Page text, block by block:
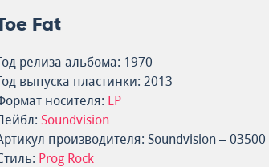
Fat
релиза альбома: 1970
выпуска пластинки: 2013
носителя: LP
Soundvision
производителя: Soundvision – 03500
Prog Rock